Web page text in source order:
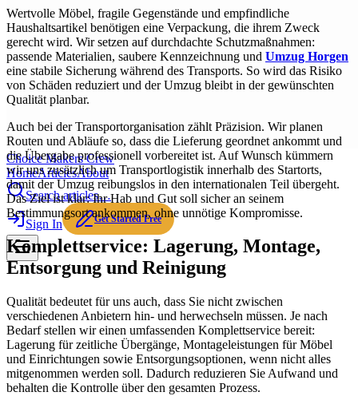
Choice Makers Crew
HomeArticlesAbout
Search articles…
Sign In Get Started Free
Wertvolle Möbel, fragile Gegenstände und empfindliche
Haushaltsartikel benötigen eine Verpackung, die ihrem Zweck
gerecht wird. Wir setzen auf durchdachte Schutzmaßnahmen:
passende Materialien, saubere Kennzeichnung und Umzug Horgen
eine stabile Sicherung während des Transports. So wird das Risiko
von Schäden reduziert und der Umzug bleibt in der gewünschten
Qualität planbar.
Auch bei der Transportorganisation zählt Präzision. Wir planen
Routen und Abläufe so, dass die Lieferung geordnet ankommt und
die Übergabe professionell vorbereitet ist. Auf Wunsch kümmern
wir uns zusätzlich um Transportlogistik innerhalb des Startorts,
damit der Umzug reibungslos in den internationalen Teil übergeht.
Das Ziel ist klar: Ihr Hab und Gut soll sicher an seinem
Bestimmungsort ankommen, ohne unnötige Kompromisse.
Komplettservice: Lagerung, Montage,
Entsorgung und Reinigung
Qualität bedeutet für uns auch, dass Sie nicht zwischen
verschiedenen Anbietern hin- und herwechseln müssen. Je nach
Bedarf stellen wir einen umfassenden Komplettservice bereit:
Lagerung für zeitliche Übergänge, Montageleistungen für Möbel
und Einrichtungen sowie Entsorgungsoptionen, wenn nicht alles
mitgenommen werden soll. Dadurch reduzieren Sie Aufwand und
behalten die Kontrolle über den gesamten Prozess.